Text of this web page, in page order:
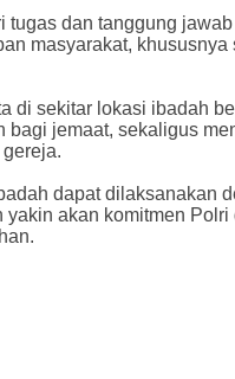
tugas dan tanggung
masyarakat, khususnya
di sekitar lokasi ibadah
bagi jemaat, sekaligus
dapat dilaksanakan
akan komitmen Polri